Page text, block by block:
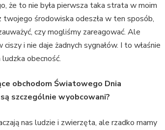
że to nie była pierwsza taka strata w moim
twojego środowiska odeszła w ten sposób,
czy mogliśmy zareagować. Ale
i nie daje żadnych sygnałów. I to właśnie
obecność.
obchodom Światowego Dnia
szczególnie wyobcowani?
nas ludzie i zwierzęta, ale rzadko mamy